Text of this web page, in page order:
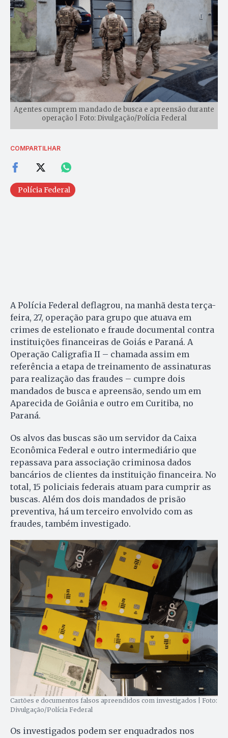
Agentes cumprem mandado de busca e apreensão durante
operação | Foto: Divulgação/Polícia Federal
COMPARTILHAR
Polícia Federal
A Polícia Federal deflagrou, na manhã desta terça-
feira, 27, operação para grupo que atuava em
crimes de estelionato e fraude documental contra
instituições financeiras de Goiás e Paraná. A
Operação Caligrafia II – chamada assim em
referência a etapa de treinamento de assinaturas
para realização das fraudes – cumpre dois
mandados de busca e apreensão, sendo um em
Aparecida de Goiânia e outro em Curitiba, no
Paraná.
Os alvos das buscas são um servidor da Caixa
Econômica Federal e outro intermediário que
repassava para associação criminosa dados
bancários de clientes da instituição financeira. No
total, 15 policiais federais atuam para cumprir as
buscas. Além dos dois mandados de prisão
preventiva, há um terceiro envolvido com as
fraudes, também investigado.
Cartões e documentos falsos apreendidos com investigados | Foto:
Divulgação/Polícia Federal
Os investigados podem ser enquadrados nos